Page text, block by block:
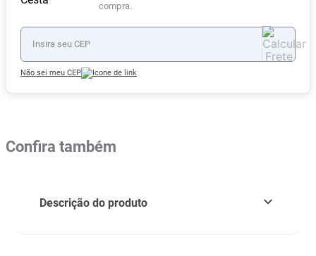
compra.
Não sei meu CEP
Confira também
Descrição do produto